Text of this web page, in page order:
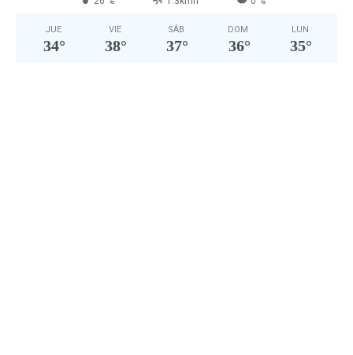
JUE
34°
VIE
38°
SÁB
37°
DOM
36°
LUN
35°